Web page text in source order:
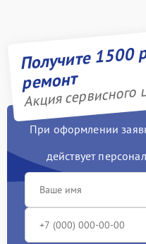
Получите 1500
ремонт
Акция сервисного
При оформлении
действует